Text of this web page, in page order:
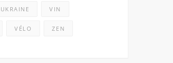
UKRAINE VIN
VÉLO ZEN